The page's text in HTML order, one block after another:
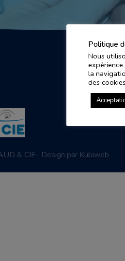
& CIE- Design par Kubiweb
Politique
Nous
la
des